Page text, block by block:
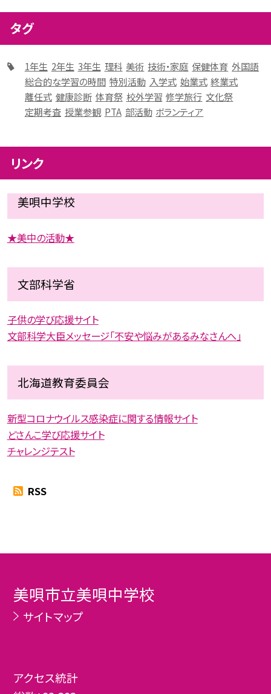
タグ
1年生 2年生 3年生 理科 美術 技術・家庭 保健体育 外国語
総合的な学習の時間 特別活動 入学式 始業式 終業式
離任式 健康診断 体育祭 校外学習 修学旅行 文化祭
定期考査 授業参観 PTA 部活動 ボランティア
リンク
美唄中学校
★美中の活動★
文部科学省
子供の学び応援サイト
文部科学大臣メッセージ「不安や悩みがあるみなさんへ」
北海道教育委員会
新型コロナウイルス感染症に関する情報サイト
どさんこ学び応援サイト
チャレンジテスト
RSS
美唄市立美唄中学校
サイトマップ
アクセス統計